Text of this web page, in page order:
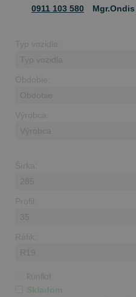
0911 103 580
Typ vozidla:
Obdobie:
Výrobca:
Šírka:
Profil:
Ráfik:
Runflat
Skladom